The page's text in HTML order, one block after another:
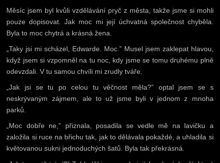
Měsíc jsem byl kvůli vzdělávání pryč z města, takže jsme si mohli
pouze dopisovat. Jak moc mi její úchvatná společnost chyběla.
Byla to moc chytrá a krásná žena.
„Taky jsi mi scházel, Edwarde. Moc.” Musel jsem zaklepat hlavou,
když jsem si vzpomněl na tu noc, kdy jsme se tomu druhému plně
odevzdali. V tu samou chvíli mi zrudly tváře.
„Jak jsi se tu po celou tu věčnost měla?” optal jsem se s
neskrývaným zájmem, ale to už jsme byli v jednom z mnoha
parků.
„Moc dobře ne,” přiznala, posadila se vedle mě na lavičku a
založila si ruce na břichu tak, jak to dělávala pokaždé, a uhladila si
květovanou sukni jednoduchých šatů. Byla tak překrásná.